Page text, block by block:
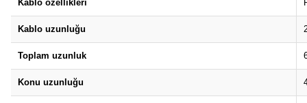
Kablo özellikleri
Kablo uzunluğu
Toplam uzunluk
Konu uzunluğu